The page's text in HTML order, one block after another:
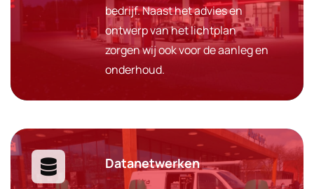
bedrijf. Naast het advies en
ontwerp van het lichtplan
zorgen wij ook voor de aanleg en
onderhoud.
Datanetwerken